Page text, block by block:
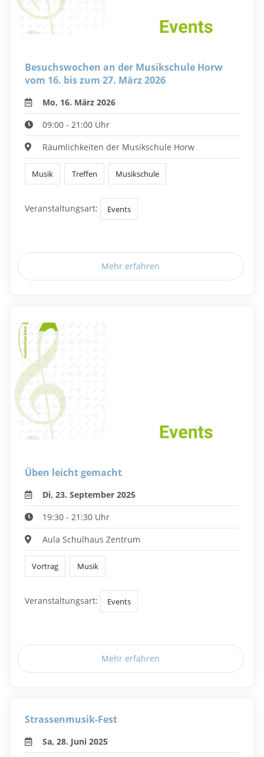
Besuchswochen an der Musikschule Horw
vom 16. bis zum 27. März 2026
Mo, 16. März 2026
09:00 - 21:00 Uhr
Räumlichkeiten der Musikschule Horw
Musik Treffen Musikschule
Veranstaltungsart: Events
Mehr erfahren
Üben leicht gemacht
Di, 23. September 2025
19:30 - 21:30 Uhr
Aula Schulhaus Zentrum
Vortrag Musik
Veranstaltungsart: Events
Mehr erfahren
Strassenmusik-Fest
Sa, 28. Juni 2025